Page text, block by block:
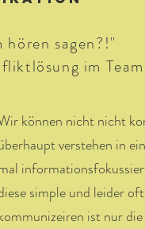
hören sagen?!"
im Team
können nicht nicht
verstehen in
i
simple und leider
ist nur